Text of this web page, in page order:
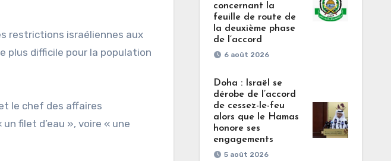
restrictions israéliennes aux
plus difficile pour la population
le chef des affaires
filet d’eau », voire « une
concernant la
feuille de route de
la deuxième phase
de l’accord
6 août 2026
Doha : Israël se
dérobe de l’accord
de cessez-le-feu
alors que le Hamas
honore ses
engagements
5 août 2026